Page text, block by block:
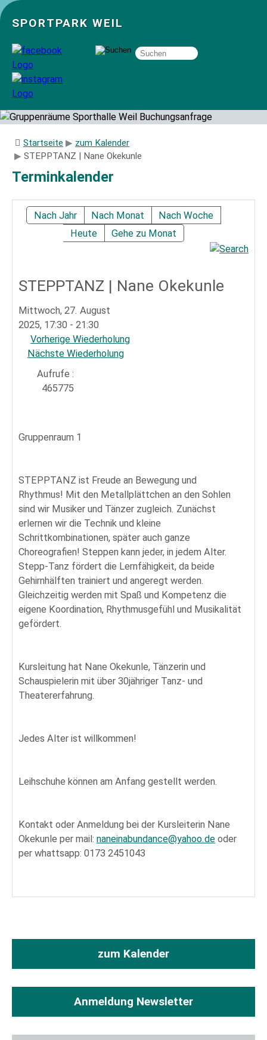
SPORTPARK WEIL
Über uns
Startseite
Angebote
Sozial- und Gruppenräume
Startseite
zum Kalender
STEPPTANZ | Nane Okekunle
Terminkalender
Nach Jahr Nach Monat
Nach Woche
Heute
Gehe zu Monat
STEPPTANZ | Nane Okekunle
Mittwoch, 27. August
2025, 17:30 - 21:30
Vorherige Wiederholung
Nächste Wiederholung
Aufrufe :
465775
Gruppenraum 1
STEPPTANZ ist Freude an Bewegung und
Rhythmus! Mit den Metallplättchen an den Sohlen
sind wir Musiker und Tänzer zugleich. Zunächst
erlernen wir die Technik und kleine
Schrittkombinationen, später auch ganze
Choreografien! Steppen kann jeder, in jedem Alter.
Stepp-Tanz fördert die Lernfähigkeit, da beide
Gehirnhälften trainiert und angeregt werden.
Gleichzeitig werden mit Spaß und Kompetenz die
eigene Koordination, Rhythmusgefühl und Musikalität
gefördert.
Kursleitung hat Nane Okekunle, Tänzerin und
Schauspielerin mit über 30jähriger Tanz- und
Theatererfahrung.
Jedes Alter ist willkommen!
Leihschuhe können am Anfang gestellt werden.
Kontakt oder Anmeldung bei der Kursleiterin Nane
Okekunle per mail: naneinabundance@yahoo.de oder
per whattsapp: 0173 2451043
zum Kalender
Anmeldung Newsletter